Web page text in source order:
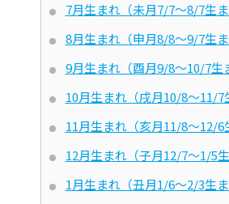
7月生まれ（未月7/7～8/7生
8月生まれ（申月8/8～9/7
9月生まれ（酉月9/8～10/7
10月生まれ（戌月10/8～11/
11月生まれ（亥月11/8～
12月生まれ（子月12/7～1/
1月生まれ（丑月1/6～2/3生